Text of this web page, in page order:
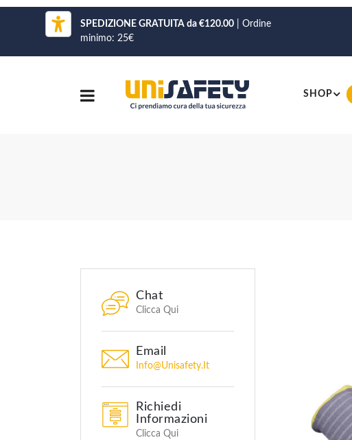
SPEDIZIONE GRATUITA da €120.00 | Ordine
minimo: 25€
SHOP
Chat
Clicca Qui
Email
Info@unisafety.it
Richiedi
Informazioni
Clicca Qui